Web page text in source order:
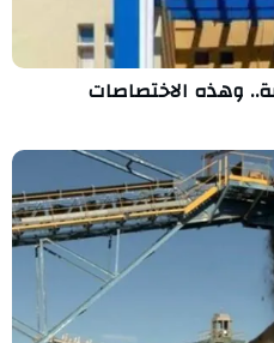
وهذه الاختصاصات